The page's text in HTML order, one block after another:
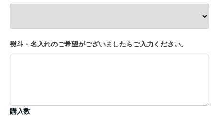
熨斗・名入れのご希望がございましたらご入力ください。
購入数